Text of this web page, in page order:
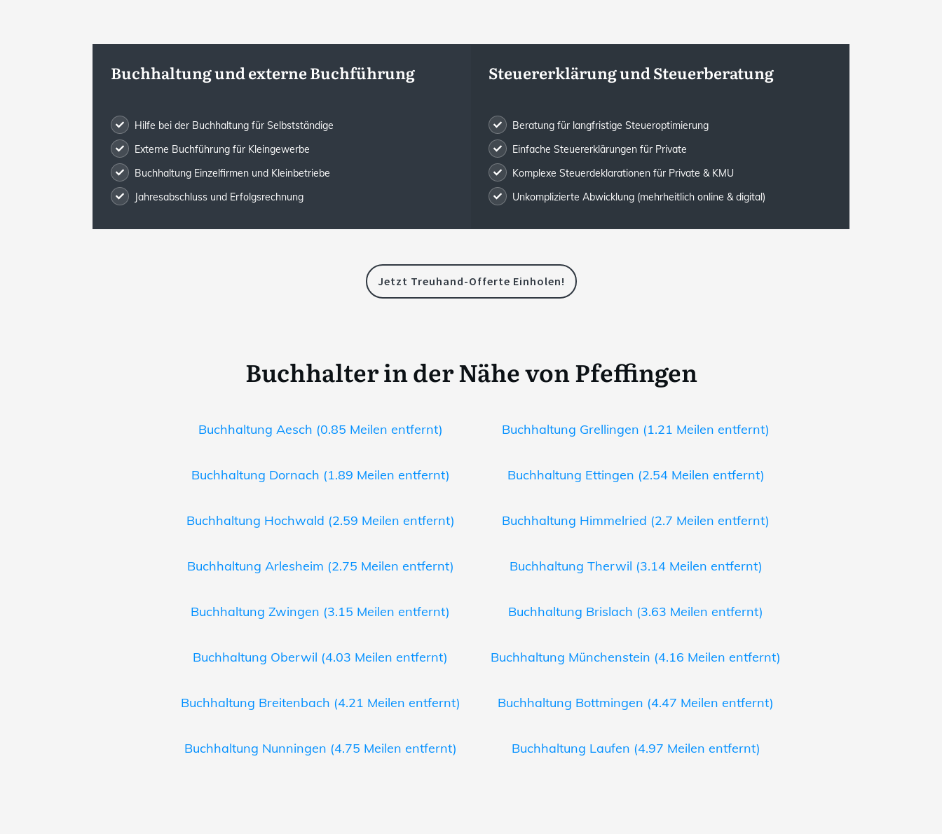
Buchhaltung und externe Buchführung
Hilfe bei der Buchhaltung für Selbstständige
Externe Buchführung für Kleingewerbe
Buchhaltung Einzelfirmen und Kleinbetriebe
Jahresabschluss und Erfolgsrechnung
Steuererklärung und Steuerberatung
Beratung für langfristige Steueroptimierung
Einfache Steuererklärungen für Private
Komplexe Steuerdeklarationen für Private & KMU
Unkomplizierte Abwicklung (mehrheitlich online & digital)
Jetzt Treuhand-Offerte Einholen!
Buchhalter in der Nähe von Pfeffingen
Buchhaltung Aesch (0.85 Meilen entfernt) Buchhaltung Grellingen (1.21 Meilen entfernt)
Buchhaltung Dornach (1.89 Meilen entfernt) Buchhaltung Ettingen (2.54 Meilen entfernt)
Buchhaltung Hochwald (2.59 Meilen entfernt) Buchhaltung Himmelried (2.7 Meilen entfernt)
Buchhaltung Arlesheim (2.75 Meilen entfernt) Buchhaltung Therwil (3.14 Meilen entfernt)
Buchhaltung Zwingen (3.15 Meilen entfernt) Buchhaltung Brislach (3.63 Meilen entfernt)
Buchhaltung Oberwil (4.03 Meilen entfernt) Buchhaltung Münchenstein (4.16 Meilen entfernt)
Buchhaltung Breitenbach (4.21 Meilen entfernt) Buchhaltung Bottmingen (4.47 Meilen entfernt)
Buchhaltung Nunningen (4.75 Meilen entfernt) Buchhaltung Laufen (4.97 Meilen entfernt)